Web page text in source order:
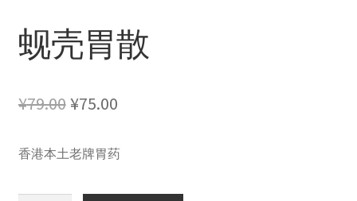
蚬壳胃散
¥79.00原
为：
¥79.00。
¥75.00当
价
格
香港本土老牌胃药